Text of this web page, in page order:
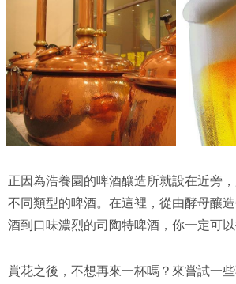
正因為浩養園的啤酒釀造所就設在近旁
不同類型的啤酒。在這裡，從由酵母釀
酒到口味濃烈的司陶特啤酒，你一定可以
賞花之後，不想再來一杯嗎？來嘗試一些